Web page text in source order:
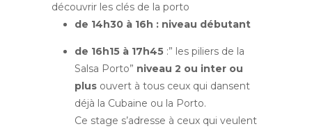
découvrir les clés de la porto
de 14h30 à 16h : niveau débutant
de 16h15 à 17h45:” les piliers de la
Salsa Porto” niveau 2 ou inter ou
plusouvert à tous ceux qui dansent
déjà la Cubaine ou la Porto.
Ce stage s’adresse à ceux qui veulent